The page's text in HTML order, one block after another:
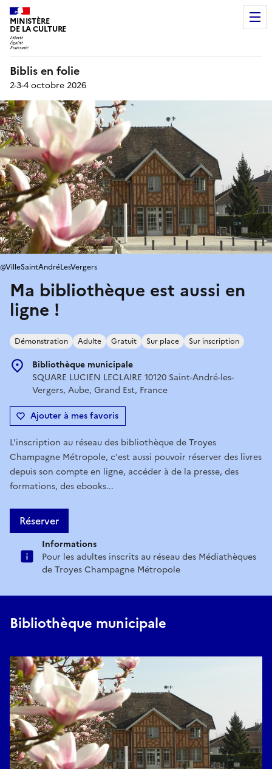
MINISTÈRE
DE LA CULTURE
Biblis en folie
2-3-4 octobre 2026
Ma bibliothèque est aussi en
ligne !
Démonstration Adulte Gratuit Sur place Sur inscription
Bibliothèque municipale
SQUARE LUCIEN LECLAIRE 10120 Saint-André-les-
Vergers, Aube, Grand Est, France
Ajouter à mes favoris
@VilleSaintAndréLesVergers
L'inscription au réseau des bibliothèque de Troyes
Champagne Métropole, c'est aussi pouvoir réserver des livres
depuis son compte en ligne, accéder à de la presse, des
formations, des ebooks...
Réserver
Informations
Pour les adultes inscrits au réseau des Médiathèques
de Troyes Champagne Métropole
Bibliothèque municipale